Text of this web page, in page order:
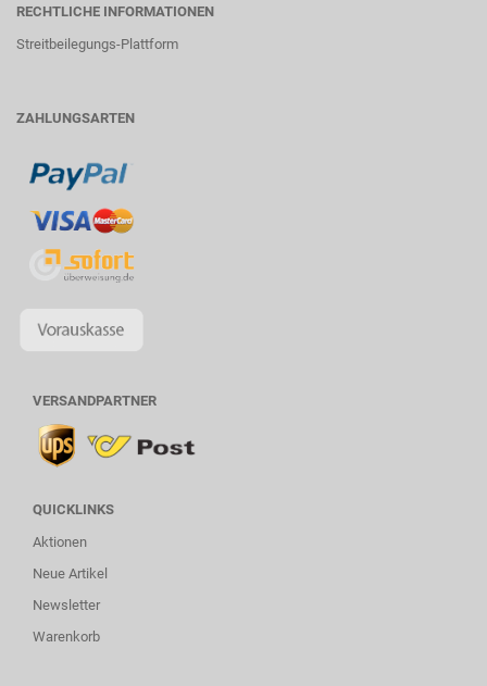
RECHTLICHE INFORMATIONEN
Streitbeilegungs-Plattform
ZAHLUNGSARTEN
VERSANDPARTNER
QUICKLINKS
Aktionen
Neue Artikel
Newsletter
Warenkorb